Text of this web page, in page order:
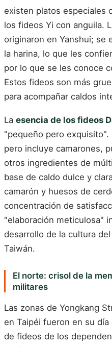
existen platos especiales
los fideos Yi con anguila.
originaron en Yanshui; se
la harina, lo que les
por lo que se les conoce
Estos fideos son más
para acompañar caldos
La esencia de los fideos
"pequeño pero exquisito".
pero incluye camarones,
otros ingredientes de
base de caldo dulce y
camarón y huesos de
concentración de
"elaboración meticulosa"
desarrollo de la cultura
Taiwán.
El norte: crisol de la
militares
Las zonas de Yongkang
en Taipéi fueron en su
de fideos de los